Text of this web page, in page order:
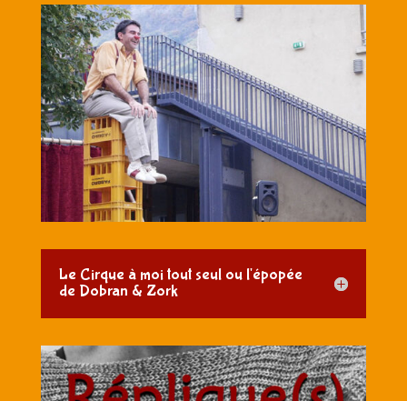
Le Cirque à moi tout seul ou l'épopée
de Dobran & Zork